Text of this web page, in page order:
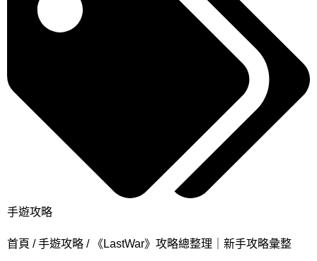
手遊攻略
首頁 手遊攻略 《LastWar》攻略總整理｜新手攻略彙整